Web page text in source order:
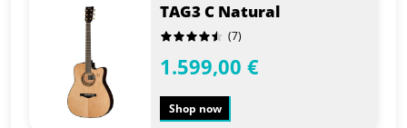
TAG3 C Natural
(7)
1.599,00 €
Shop now